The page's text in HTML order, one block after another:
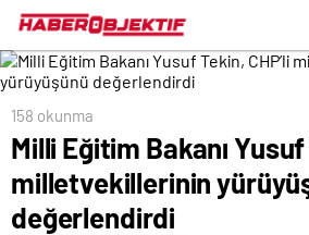
158 okunma
Milli Eğitim Bakanı Yusuf
milletvekillerinin
değerlendirdi